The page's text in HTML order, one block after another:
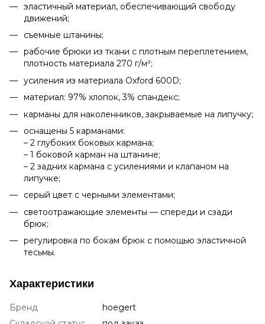
эластичный материал, обеспечивающий свободу
движений;
съемные штанины;
рабочие брюки из ткани с плотным переплетением,
плотность материала 270 г/м²;
усиления из материала Oxford 600D;
материал: 97% хлопок, 3% спандекс;
карманы для наколенников, закрываемые на липучку;
оснащены 5 карманами:
– 2 глубоких боковых кармана;
– 1 боковой карман на штанине;
– 2 задних кармана с усилениями и клапаном на
липучке;
серый цвет с черными элементами;
светоотражающие элементы — спереди и сзади
брюк;
регулировка по бокам брюк с помощью эластичной
тесьмы.
Характеристики
Бренд
hoegert